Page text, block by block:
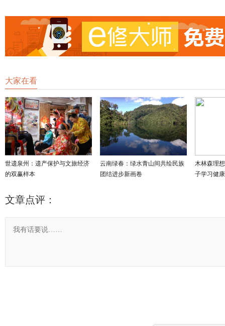
大家在看
世遗泉州：遗产保护与文旅经济
的双赢样本
云南绿春：绿水青山间共绘民族
团结进步新画卷
木林森理
子学习健
文章点评：